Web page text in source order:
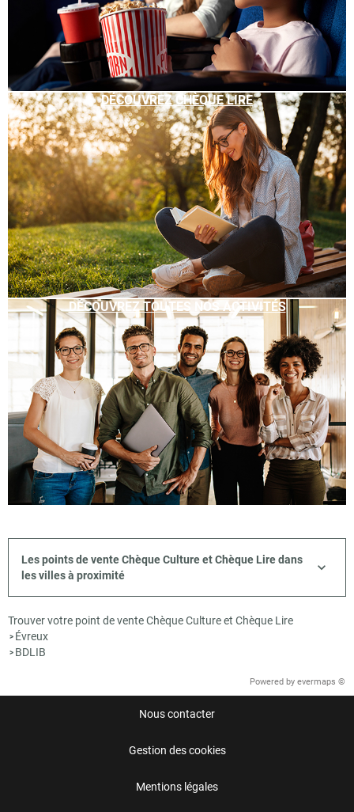
DÉCOUVREZ CHÈQUE LIRE
DÉCOUVREZ TOUTES NOS ACTIVITÉS
Les points de vente Chèque Culture et Chèque Lire dans
les villes à proximité
Trouver votre point de vente Chèque Culture et Chèque Lire
> Évreux
> BDLIB
Powered by evermaps ©
Nous contacter
Gestion des cookies
Mentions légales